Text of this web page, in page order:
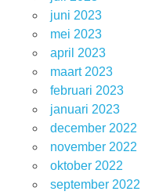
juni 2023
mei 2023
april 2023
maart 2023
februari 2023
januari 2023
december 2022
november 2022
oktober 2022
september 2022